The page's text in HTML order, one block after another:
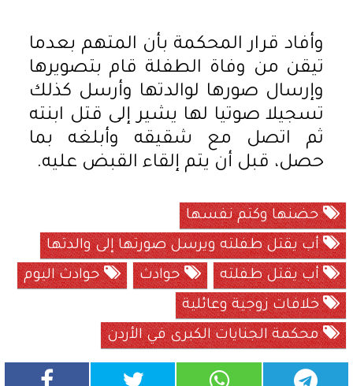
وأفاد قرار المحكمة بأن المتهم بعدما
تيقن من وفاة الطفلة قام بتصويرها
وإرسال صورها لوالدتها وأرسل كذلك
تسجيلا صوتيا لها يشير إلى قتل ابنته
ثم اتصل مع شقيقه وأبلغه بما
حصل، قبل أن يتم إلقاء القبض عليه.
حضنها وكتم نفسها
أب يقتل طفلته ويرسل صورتها إلى والدتها
أب يقتل طفلته
حوادث
حوادث اليوم
خلافات زوجية وعائلية
محكمة الجنايات الكبرى في الأردن